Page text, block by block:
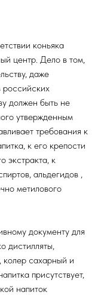
коньяка
центр. Дело в том,
даже
российских
должен быть не
утвержденным
требования к
к его крепости
экстракта, к
альдегидов ,
метилового
документу для
дистилляты,
колер сахарный и
присутствует,
напиток